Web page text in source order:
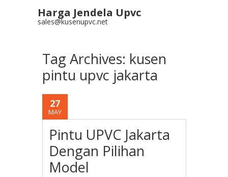
Harga Jendela Upvc
sales@kusenupvc.net
Tag Archives: kusen
pintu upvc jakarta
27
MAY
Pintu UPVC Jakarta
Dengan Pilihan
Model